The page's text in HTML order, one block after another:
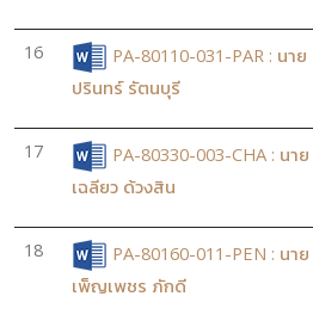
16
PA-80110-031-PAR : นาย
ปรินทร์ รัตนบุรี
17
PA-80330-003-CHA : นาย
เฉลียว ด้วงสิน
18
PA-80160-011-PEN : นาย
เพ็ญเพชร ภักดี